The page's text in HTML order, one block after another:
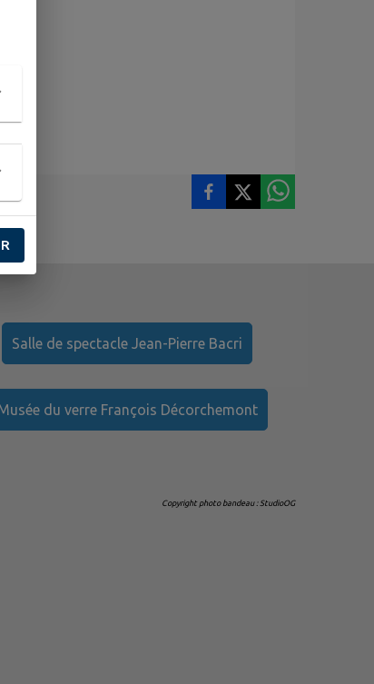
Salle de spectacle Jean-Pierre Bacri
du verre François Décorchemont
Copyright photo bandeau : StudioOG